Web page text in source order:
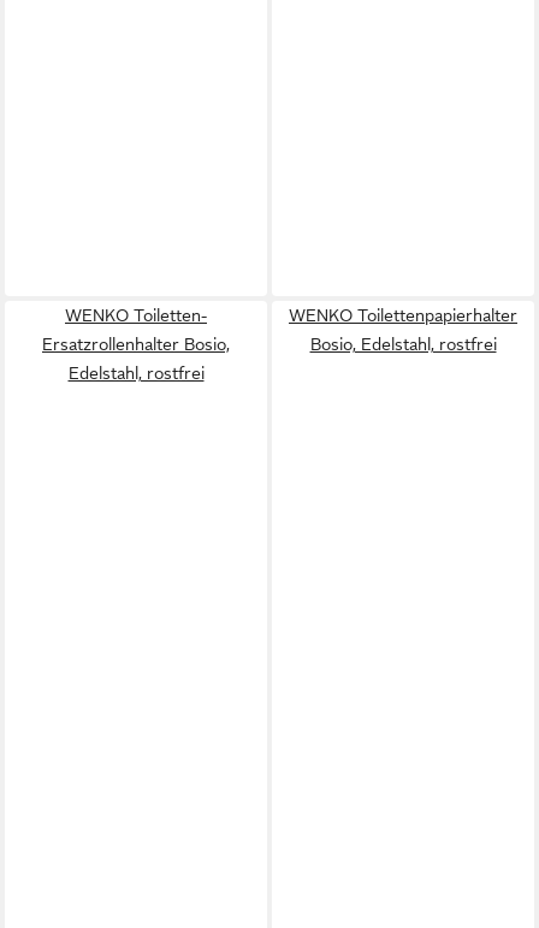
WENKO Toiletten-
Ersatzrollenhalter Bosio,
Edelstahl, rostfrei
WENKO Toilettenpapierhalter
Bosio, Edelstahl, rostfrei